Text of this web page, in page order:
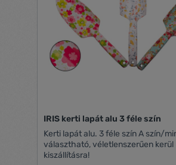
IRIS kerti lapát alu 3 féle szín
Kerti lapát alu. 3 féle szín A szín/minta nem
választható, véletlenszerűen kerül
kiszállításra!